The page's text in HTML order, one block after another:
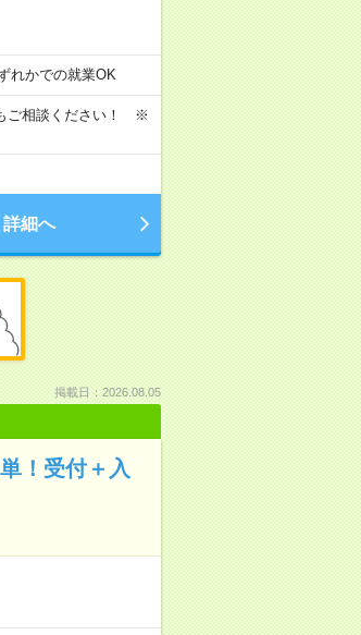
れかでの就業OK
ご相談ください！ ※
詳細へ
掲載日：2026.08.05
！受付＋入